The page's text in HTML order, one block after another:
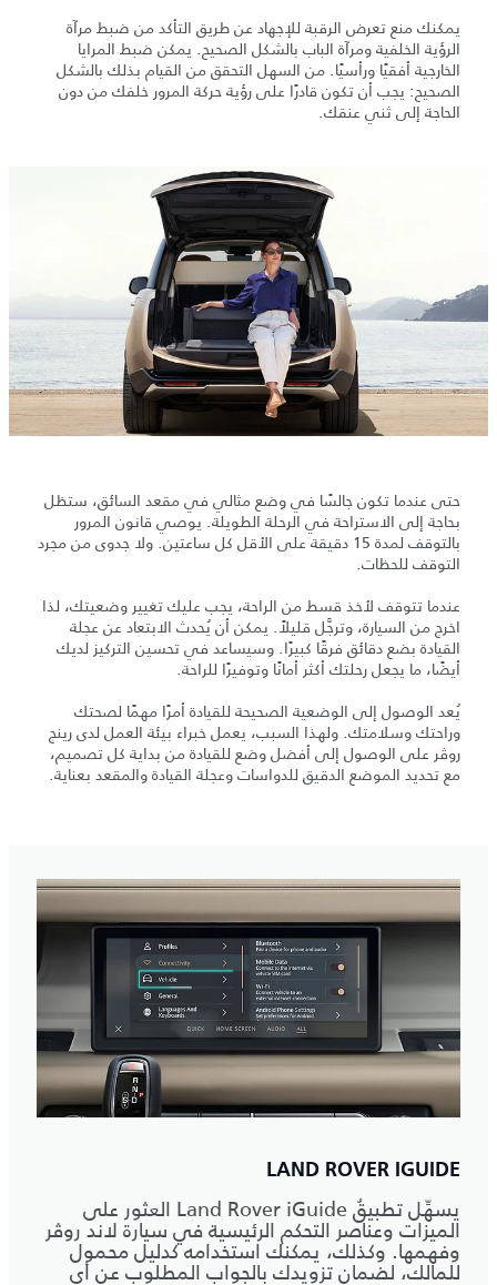
يمكنك منع تعرض الرقبة للإجهاد عن طريق التأكد من ضبط مرآة
الرؤية الخلفية ومرآة الباب بالشكل الصحيح. يمكن ضبط المرايا
الخارجية أفقيًا ورأسيًا. من السهل التحقق من القيام بذلك بالشكل
الصحيح: يجب أن تكون قادرًا على رؤية حركة المرور خلفك من دون
الحاجة إلى ثني عنقك.
حتى عندما تكون جالسًا في وضع مثالي في مقعد السائق، ستظل
بحاجة إلى الاستراحة في الرحلة الطويلة. يوصي قانون المرور
بالتوقف لمدة 15 دقيقة على الأقل كل ساعتين. ولا جدوى من مجرد
التوقف للحظات.
عندما تتوقف لأخذ قسط من الراحة، يجب عليك تغيير وضعيتك، لذا
اخرج من السيارة، وترجَّل قليلاً. يمكن أن يُحدث الابتعاد عن عجلة
القيادة بضع دقائق فرقًا كبيرًا. وسيساعد في تحسين التركيز لديك
أيضًا، ما يجعل رحلتك أكثر أمانًا وتوفيرًا للراحة.
يُعد الوصول إلى الوضعية الصحيحة للقيادة أمرًا مهمًا لصحتك
وراحتك وسلامتك. ولهذا السبب، يعمل خبراء بيئة العمل لدى رينج
روڤر على الوصول إلى أفضل وضع للقيادة من بداية كل تصميم،
مع تحديد الموضع الدقيق للدواسات وعجلة القيادة والمقعد بعناية.
LAND ROVER IGUIDE
يسهِّل تطبيقُ Land Rover iGuide العثور على
الميزات وعناصر التحكم الرئيسية في سيارة لاند روڤر
وفهمها. وكذلك، يمكنك استخدامه كدليل محمول
للمالك، لضمان تزويدك بالجواب المطلوب عن أي